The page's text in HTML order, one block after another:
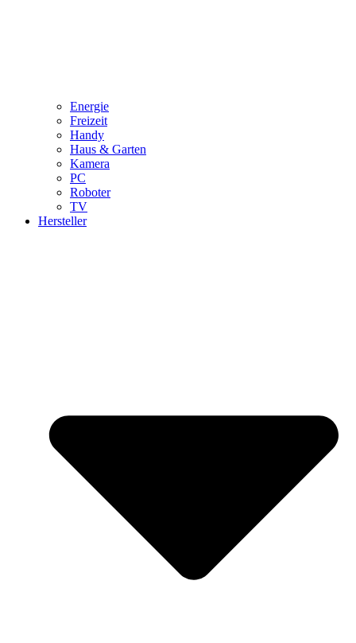
Energie
Freizeit
Handy
Haus & Garten
Kamera
PC
Roboter
TV
Hersteller